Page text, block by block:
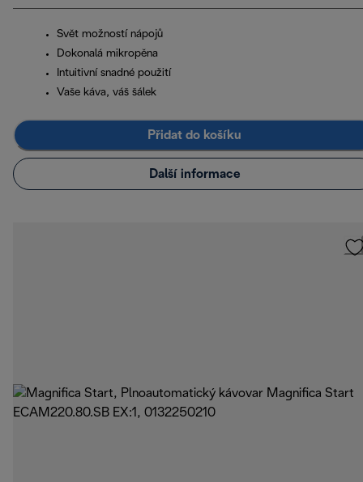
Svět možností nápojů
Dokonalá mikropěna
Intuitivní snadné použití
Vaše káva, váš šálek
Přidat do košíku
Další informace